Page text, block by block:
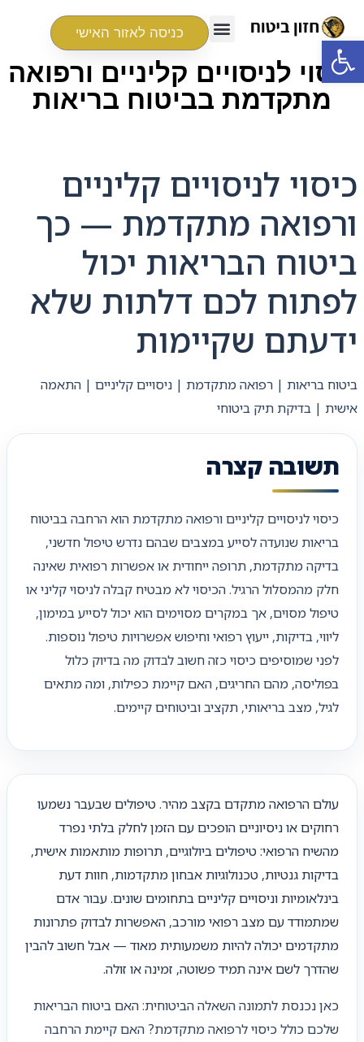
פתח סרגל נגישות כניסה לאזור האישי
כיסוי לניסויים קליניים ורפואה
מתקדמת בביטוח בריאות
כיסוי לניסויים קליניים
ורפואה מתקדמת — כך
ביטוח הבריאות יכול
לפתוח לכם דלתות שלא
ידעתם שקיימות
ביטוח בריאות | רפואה מתקדמת | ניסויים קליניים | התאמה
אישית | בדיקת תיק ביטוחי
תשובה קצרה
כיסוי לניסויים קליניים ורפואה מתקדמת הוא הרחבה בביטוח
בריאות שנועדה לסייע במצבים שבהם נדרש טיפול חדשני,
בדיקה מתקדמת, תרופה ייחודית או אפשרות רפואית שאינה
חלק מהמסלול הרגיל. הכיסוי לא מבטיח קבלה לניסוי קליני או
טיפול מסוים, אך במקרים מסוימים הוא יכול לסייע במימון,
ליווי, בדיקות, ייעוץ רפואי וחיפוש אפשרויות טיפול נוספות.
לפני שמוסיפים כיסוי כזה חשוב לבדוק מה בדיוק כלול
בפוליסה, מהם החריגים, האם קיימת כפילות, ומה מתאים
לגיל, מצב בריאותי, תקציב וביטוחים קיימים.
עולם הרפואה מתקדם בקצב מהיר. טיפולים שבעבר נשמעו
רחוקים או ניסיוניים הופכים עם הזמן לחלק בלתי נפרד
מהשיח הרפואי: טיפולים ביולוגיים, תרופות מותאמות אישית,
בדיקות גנטיות, טכנולוגיות אבחון מתקדמות, חוות דעת
בינלאומיות וניסויים קליניים בתחומים שונים. עבור אדם
שמתמודד עם מצב רפואי מורכב, האפשרות לבדוק פתרונות
מתקדמים יכולה להיות משמעותית מאוד — אבל חשוב להבין
שהדרך לשם אינה תמיד פשוטה, זמינה או זולה.
כאן נכנסת לתמונה השאלה הביטוחית: האם ביטוח הבריאות
שלכם כולל כיסוי לרפואה מתקדמת? האם קיימת הרחבה